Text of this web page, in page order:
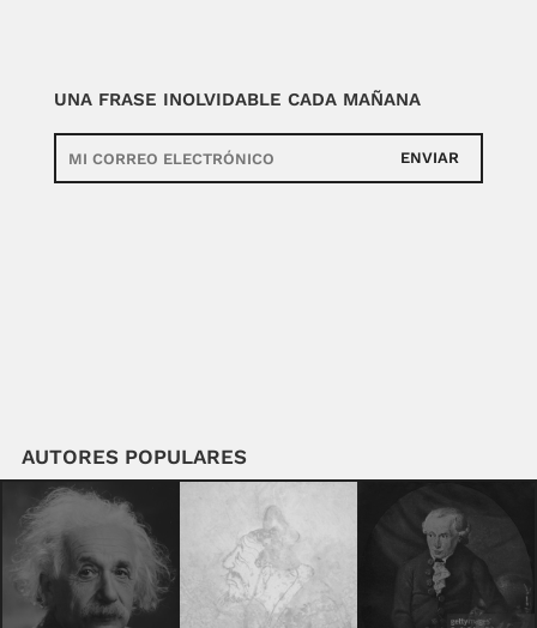
UNA FRASE INOLVIDABLE CADA MAÑANA
ENVIAR
AUTORES POPULARES